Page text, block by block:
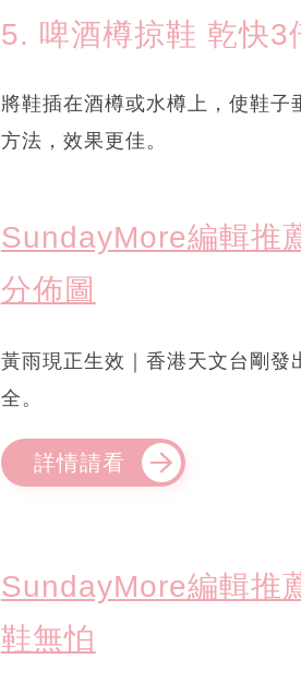
5. 啤酒樽掠鞋 乾快3
將鞋插在酒樽或水樽上，使鞋
方法，效果更佳。
SundayMore編輯推
分佈圖
黃雨現正生效｜香港天文台剛發
全。
詳情請看
SundayMore編輯推
鞋無怕